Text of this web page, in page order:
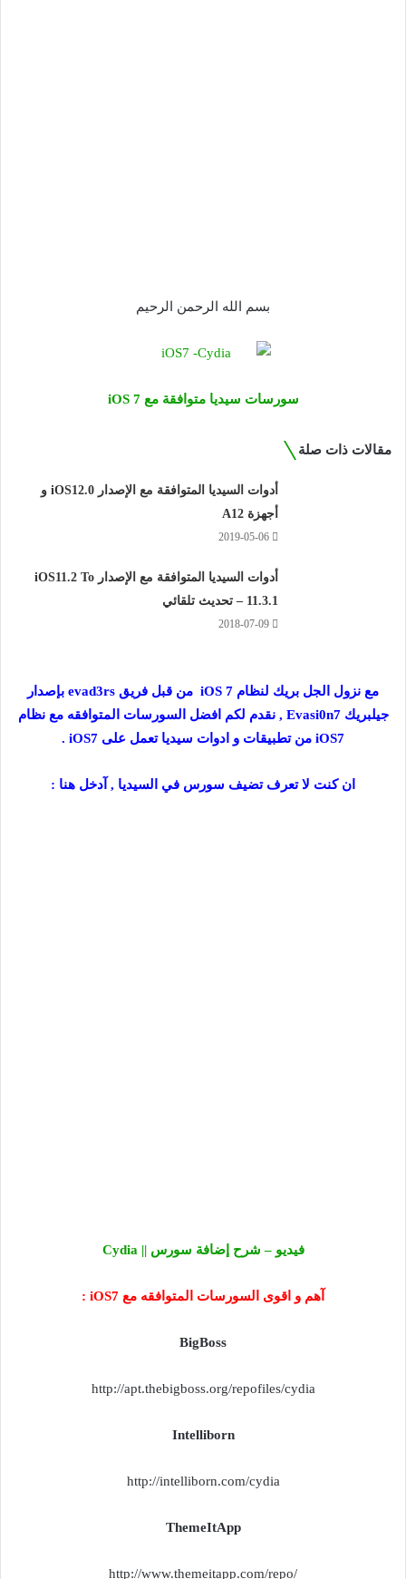
بسم الله الرحمن الرحيم
سورسات سيديا متوافقة مع iOS 7
مقالات ذات صلة
أدوات السيديا المتوافقة مع الإصدار iOS12.0 و
أجهزة A12
2019-05-06
أدوات السيديا المتوافقة مع الإصدار iOS11.2 To
11.3.1 – تحديث تلقائي
2018-07-09
مع نزول الجل بريك لنظام iOS 7 من قبل فريق evad3rs بإصدار
جيلبريك Evasi0n7 , نقدم لكم افضل السورسات المتوافقه مع نظام
iOS7 من تطبيقات و
ادوات سيديا تعمل على iOS7 .
ان كنت لا تعرف تضيف سورس في السيديا , آدخل هنا :
فيديو – شرح إضافة سورس || Cydia
آهم و اقوى السورسات المتوافقه مع iOS7 :
BigBoss
http://apt.thebigboss.org/repofiles/cydia
Intelliborn
http://intelliborn.com/cydia
ThemeItApp
http://www.themeitapp.com/repo/